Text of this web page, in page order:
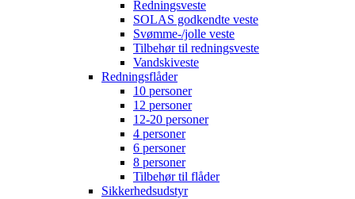
Redningsveste
SOLAS godkendte veste
Svømme-/jolle veste
Tilbehør til redningsveste
Vandskiveste
Redningsflåder
10 personer
12 personer
12-20 personer
4 personer
6 personer
8 personer
Tilbehør til flåder
Sikkerhedsudstyr